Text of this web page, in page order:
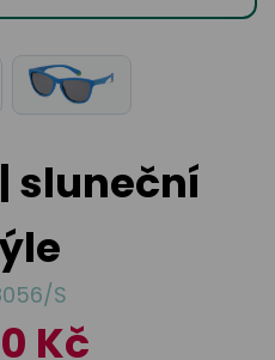
brýle
sluneční
S
Kč